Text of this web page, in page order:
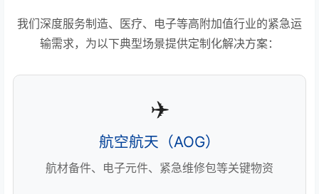
我们深度服务制造、医疗、电子等高附加值行业的紧急运
输需求，为以下典型场景提供定制化解决方案：
✈️
航空航天（AOG）
航材备件、电子元件、紧急维修包等关键物资